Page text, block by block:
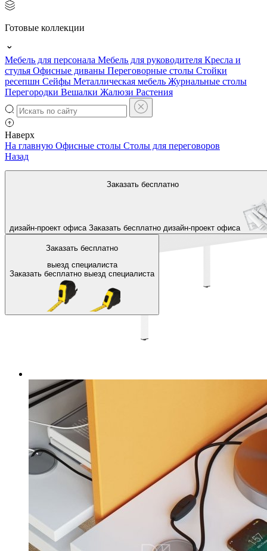
Готовые коллекции
Мебель для персонала Мебель для руководителя Кресла и
стулья Офисные диваны Переговорные столы Стойки
ресепшн Сейфы Металлическая мебель Журнальные столы
Перегородки Вешалки Жалюзи Растения
Наверх
Заказать бесплатно
дизайн-проект офиса Заказать бесплатно дизайн-проект офиса
Заказать бесплатно
выезд специалиста
Заказать бесплатно выезд специалиста
На главную Офисные столы Столы для переговоров
Назад